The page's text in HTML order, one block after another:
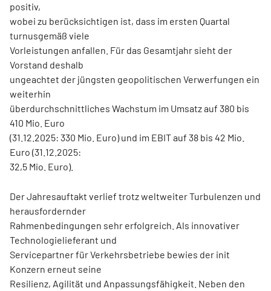
positiv,
wobei zu berücksichtigen ist, dass im ersten Quartal
turnusgemäß viele
Vorleistungen anfallen. Für das Gesamtjahr sieht der
Vorstand deshalb
ungeachtet der jüngsten geopolitischen Verwerfungen ein
weiterhin
überdurchschnittliches Wachstum im Umsatz auf 380 bis
410 Mio. Euro
(31.12.2025: 330 Mio. Euro) und im EBIT auf 38 bis 42 Mio.
Euro (31.12.2025:
32,5 Mio. Euro).
Der Jahresauftakt verlief trotz weltweiter Turbulenzen und
herausfordernder
Rahmenbedingungen sehr erfolgreich. Als innovativer
Technologielieferant und
Servicepartner für Verkehrsbetriebe bewies der init
Konzern erneut seine
Resilienz, Agilität und Anpassungsfähigkeit. Neben den